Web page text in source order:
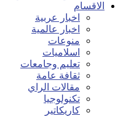
الاقسام
اخبار عربية
اخبار عالمية
منوعات
اسلاميات
تعليم وجامعات
ثقافة عامة
مقالات الراي
تكنولوجيا
كاريكاتير